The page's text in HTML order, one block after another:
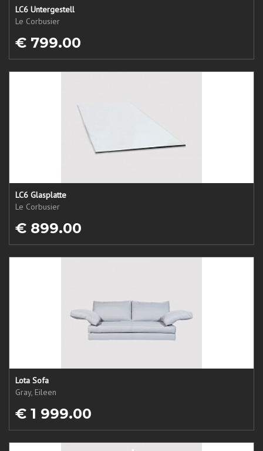
LC6 Untergestell
Le Corbusier
€ 799.00
LC6 Glasplatte
Le Corbusier
€ 899.00
Lota Sofa
Gray, Eileen
€ 1 999.00